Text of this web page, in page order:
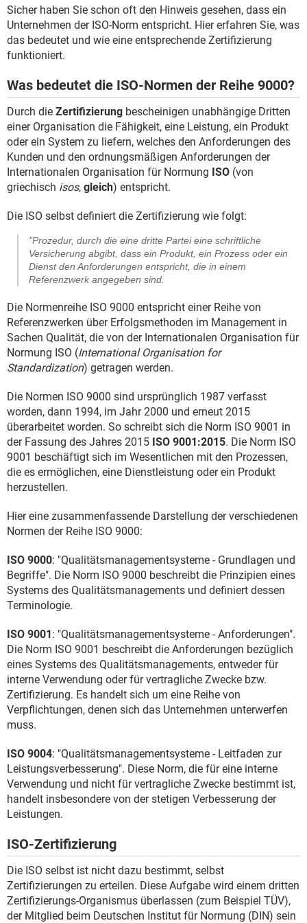
FACEBOOK HARDWARE
Sicher haben Sie schon oft den Hinweis gesehen, dass ein
Unternehmen der ISO-Norm entspricht. Hier erfahren Sie, was
das bedeutet und wie eine entsprechende Zertifizierung
funktioniert.
Was bedeutet die ISO-Normen der Reihe 9000?
Durch die Zertifizierung bescheinigen unabhängige Dritten
einer Organisation die Fähigkeit, eine Leistung, ein Produkt
oder ein System zu liefern, welches den Anforderungen des
Kunden und den ordnungsmäßigen Anforderungen der
Internationalen Organisation für Normung ISO (von
griechisch isos, gleich) entspricht.
Die ISO selbst definiert die Zertifizierung wie folgt:
"Prozedur, durch die eine dritte Partei eine schriftliche
Versicherung abgibt, dass ein Produkt, ein Prozess oder ein
Dienst den Anforderungen entspricht, die in einem
Referenzwerk angegeben sind.
Die Normenreihe ISO 9000 entspricht einer Reihe von
Referenzwerken über Erfolgsmethoden im Management in
Sachen Qualität, die von der Internationalen Organisation für
Normung ISO (International Organisation for
Standardization) getragen werden.
Die Normen ISO 9000 sind ursprünglich 1987 verfasst
worden, dann 1994, im Jahr 2000 und erneut 2015
überarbeitet worden. So schreibt sich die Norm ISO 9001 in
der Fassung des Jahres 2015 ISO 9001:2015. Die Norm ISO
9001 beschäftigt sich im Wesentlichen mit den Prozessen,
die es ermöglichen, eine Dienstleistung oder ein Produkt
herzustellen.
Hier eine zusammenfassende Darstellung der verschiedenen
Normen der Reihe ISO 9000:
ISO 9000: "Qualitätsmanagementsysteme - Grundlagen und
Begriffe". Die Norm ISO 9000 beschreibt die Prinzipien eines
Systems des Qualitätsmanagements und definiert dessen
Terminologie.
ISO 9001: "Qualitätsmanagementsysteme - Anforderungen".
Die Norm ISO 9001 beschreibt die Anforderungen bezüglich
eines Systems des Qualitätsmanagements, entweder für
interne Verwendung oder für vertragliche Zwecke bzw.
Zertifizierung. Es handelt sich um eine Reihe von
Verpflichtungen, denen sich das Unternehmen unterwerfen
muss.
ISO 9004: "Qualitätsmanagementsysteme - Leitfaden zur
Leistungsverbesserung". Diese Norm, die für eine interne
Verwendung und nicht für vertragliche Zwecke bestimmt ist,
handelt insbesondere von der stetigen Verbesserung der
Leistungen.
ISO-Zertifizierung
Die ISO selbst ist nicht dazu bestimmt, selbst
Zertifizierungen zu erteilen. Diese Aufgabe wird einem dritten
Zertifizierungs-Organismus überlassen (zum Beispiel TÜV),
der Mitglied beim Deutschen Institut für Normung (DIN) sein